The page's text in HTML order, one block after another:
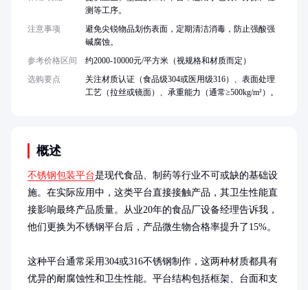
概述
不锈钢包装平台是现代食品、制药等行业不可或缺的基础设
施。在实际应用中，这类平台直接接触产品，其卫生性能直
接影响最终产品质量。从业20年的食品厂设备经理告诉我，
他们更换为不锈钢平台后，产品微生物合格率提升了15%。
这种平台通常采用304或316不锈钢制作，这两种材质都具有
优异的耐腐蚀性和卫生性能。平台结构包括框架、台面和支
测等工序。
注意事项
避免尖锐物品划伤表面，定期清洁消毒，防止强酸强
碱腐蚀。
参考价格区间
约2000-10000元/平方米（视规格和材质而定）
选购要点
关注材质认证（食品级304或医用级316）、表面处理
工艺（拉丝或镜面）、承重能力（通常≥500kg/m²）。